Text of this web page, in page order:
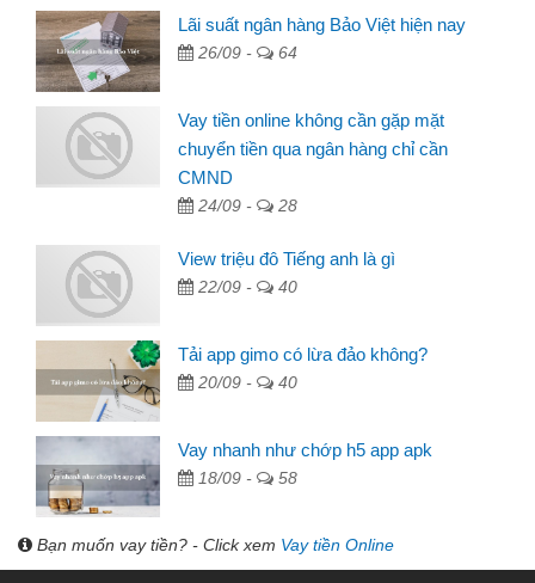
Lãi suất ngân hàng Bảo Việt hiện nay
26/09 - 64
Vay tiền online không cần gặp mặt
chuyển tiền qua ngân hàng chỉ cần
CMND
24/09 - 28
View triệu đô Tiếng anh là gì
22/09 - 40
Tải app gimo có lừa đảo không?
20/09 - 40
Vay nhanh như chớp h5 app apk
18/09 - 58
Bạn muốn vay tiền? - Click xem Vay tiền Online